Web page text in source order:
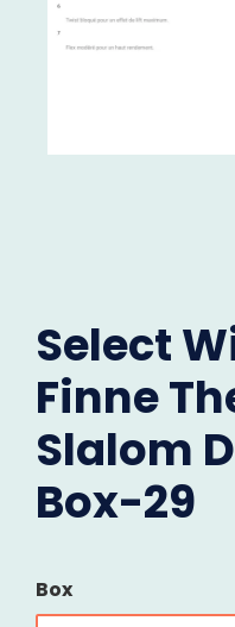
Select
Finne
Slalom
Box-29
Box